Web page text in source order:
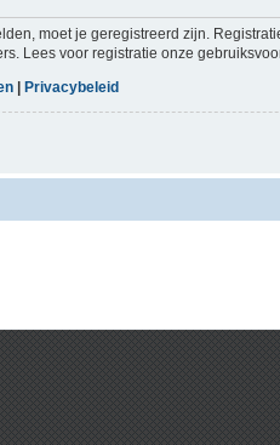
moet je geregistreerd zijn.
Lees voor registratie onze
Privacybeleid